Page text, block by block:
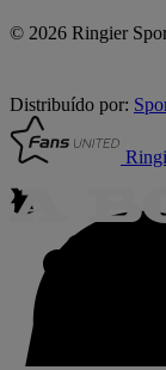
© 2026 Ringier
Distribuído por: